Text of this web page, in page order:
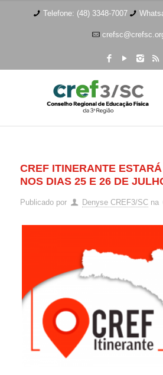
Telefone: (48) 3348-7007
CREF ITINERANTE
NOS DIAS 25 E 26 DE
Publicado por Denyse CREF3/SC na